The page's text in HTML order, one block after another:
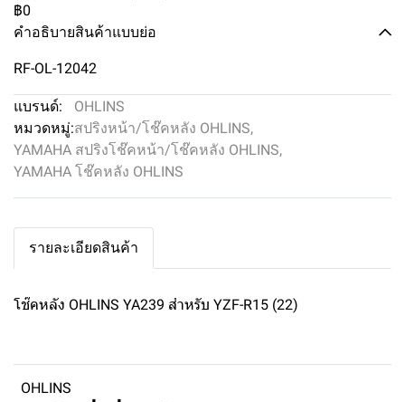
฿0
คำอธิบายสินค้าแบบย่อ
RF-OL-12042
แบรนด์:
OHLINS
หมวดหมู่:สปริงหน้า/โช๊คหลัง OHLINS,
YAMAHA สปริงโช๊คหน้า/โช๊คหลัง OHLINS,
YAMAHA โช๊คหลัง OHLINS
รายละเอียดสินค้า
โช๊คหลัง OHLINS YA239 สำหรับ YZF-R15 (22)
OHLINS